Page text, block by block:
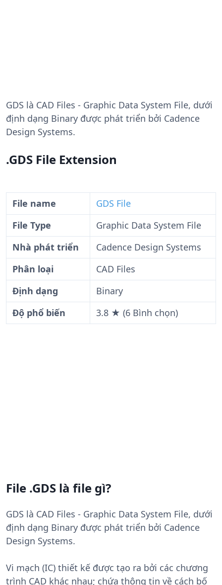
GDS là CAD Files - Graphic Data System File, dưới
định dạng Binary được phát triển bởi Cadence
Design Systems.
.GDS File Extension
File name
GDS File
File Type
Graphic Data System File
Nhà phát triển
Cadence Design Systems
Phân loại
CAD Files
Định dạng
Binary
Độ phổ biến
3.8 ★ (6 Bình chọn)
File .GDS là file gì?
GDS là CAD Files - Graphic Data System File, dưới
định dạng Binary được phát triển bởi Cadence
Design Systems.
Vi mạch (IC) thiết kế được tạo ra bởi các chương
trình CAD khác nhau; chứa thông tin về cách bố